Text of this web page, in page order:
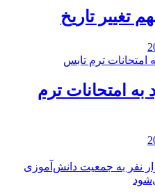
تغییر تاریخ
امتحانات ترم